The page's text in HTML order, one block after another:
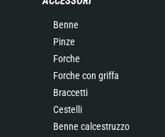
Benne
Pinze
Forche
Forche con griffa
Braccetti
Cestelli
Benne calcestruzzo